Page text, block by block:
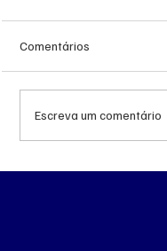
Comentários
Escreva um comentário